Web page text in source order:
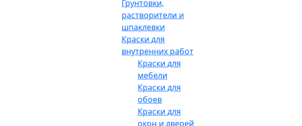
Грунтовки,
растворители и
шпаклевки
Краски для
внутренних работ
Краски для
мебели
Краски для
обоев
Краски для
окон и дверей